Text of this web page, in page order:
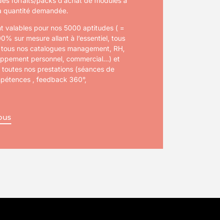
quantité demandée.
valables pour nos 5000 aptitudes ( =
sur mesure allant à l’essentiel, tous
nos catalogues management, RH,
personnel, commercial…) et
nos prestations (séances de
, feedback 360°,